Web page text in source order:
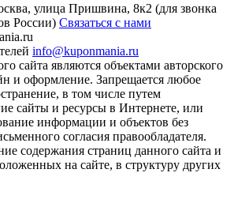
улица Пришвина, 8к2 (для звонка
России) Связаться с нами
info@kuponmania.ru
сайта являются объектами авторского
и оформление. Запрещается любое
в том числе путем
сайты и ресурсы в Интернете, или
информации и объектов без
согласия правообладателя.
содержания страниц данного сайта и
на сайте, в структуру других